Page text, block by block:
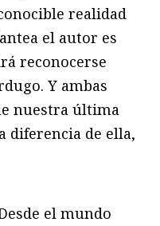
realidad
el autor es
reconocerse
Y ambas
nuestra última
diferencia de ella,
el mundo